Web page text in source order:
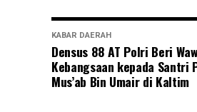
KABAR DAERAH
Densus 88 AT Polri Beri
Kebangsaan kepada Santri
Mus’ab Bin Umair di Kaltim